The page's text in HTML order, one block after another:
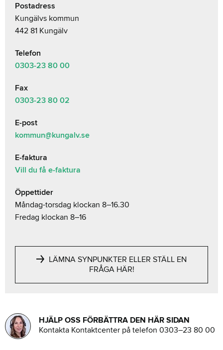
Postadress
Kungälvs kommun
442 81 Kungälv
Telefon
0303-23 80 00
Fax
0303-23 80 02
E-post
kommun@kungalv.se
E-faktura
Vill du få e-faktura
Öppettider
Måndag-torsdag klockan 8–16.30
Fredag klockan 8–16
LÄMNA SYNPUNKTER ELLER STÄLL EN
FRÅGA HÄR!
HJÄLP OSS FÖRBÄTTRA DEN HÄR SIDAN
Kontakta Kontaktcenter på telefon 0303–23 80 00